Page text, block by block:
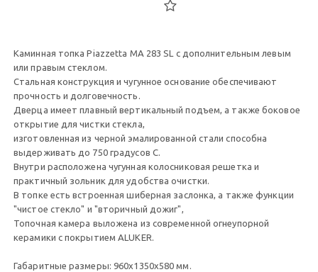
Каминная топка Piazzetta MA 283 SL с дополнительным левым
или правым стеклом.
Стальная конструкция и чугунное основание обеспечивают
прочность и долговечность.
Дверца имеет плавный вертикальный подъем, а также боковое
открытие для чистки стекла,
изготовленная из черной эмалированной стали способна
выдерживать до 750 градусов С.
Внутри расположена чугунная колосниковая решетка и
практичный зольник для удобства очистки.
В топке есть встроенная шиберная заслонка, а также функции
"чистое стекло" и "вторичный дожиг",
Топочная камера выложена из современной огнеупорной
керамики с покрытием ALUKER.
Габаритные размеры: 960х1350х580 мм.